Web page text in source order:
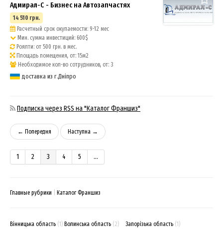
Адмирал-С - Бизнес на Автозапчастях
14 510 грн.
Расчетный срок окупаемости: 9-12 мес
Мин. сумма инвестиций: 600$
Роялти: от 500 грн. в мес.
Площадь помещения, от: 15м2
Необходимое кол-во сотрудников, от: 3
доставка из г.Дніпро
Подписка через RSS на "Каталог Франшиз"
← Попередня Наступна →
1 2 3 4 5 ...
Главные рубрики Каталог Франшиз
Вінницька область (1) Волинська область (2)
Запорізька область (1)